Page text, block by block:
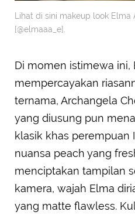
Lihat di sini makeup look Elma
[@elmaaa_e].
Di momen istimewa ini,
mempercayakan
ternama, Archangela
yang diusung pun
klasik khas perempuan
nuansa peach yang
menciptakan tampilan
kamera, wajah Elma
yang matte flawless.